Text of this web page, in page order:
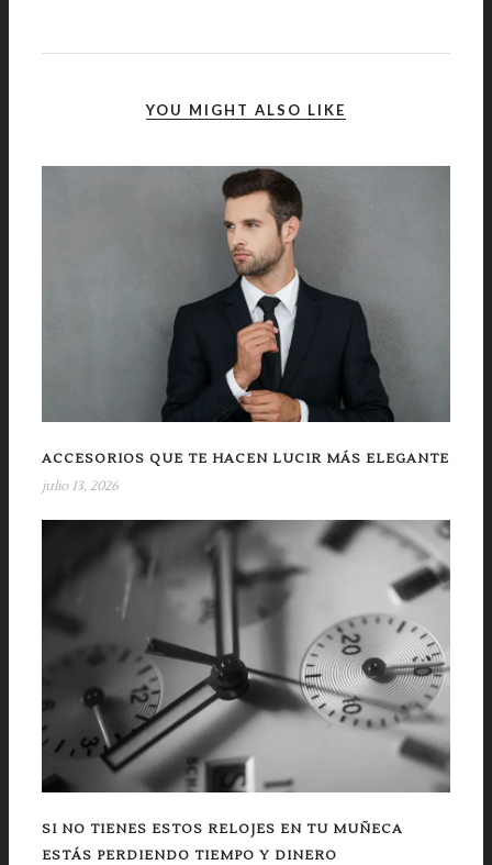
YOU MIGHT ALSO LIKE
ACCESORIOS QUE TE HACEN LUCIR MÁS ELEGANTE
julio 13, 2026
SI NO TIENES ESTOS RELOJES EN TU MUÑECA
ESTÁS PERDIENDO TIEMPO Y DINERO